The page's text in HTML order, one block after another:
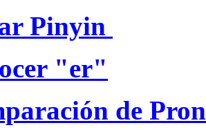
Pinyin
"er"
de